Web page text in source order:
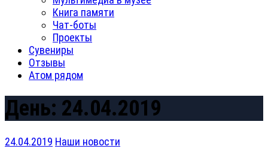
Книга памяти
Чат-боты
Проекты
Сувениры
Отзывы
Атом рядом
День: 24.04.2019
24.04.2019 Наши новости